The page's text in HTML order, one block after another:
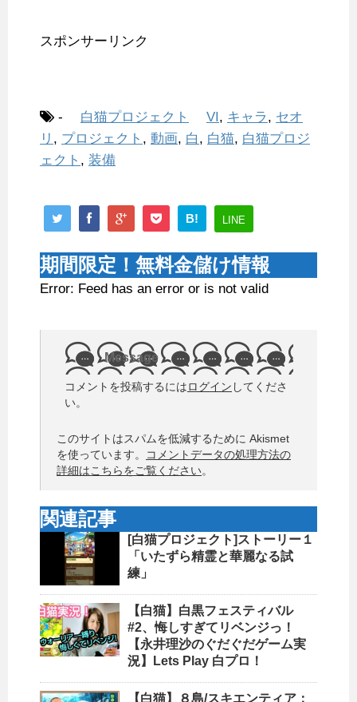
スポンサーリンク
- 白猫プロジェクト VI, キャラ , セオ
リ , プロジェクト , 動画, 白 , 白猫, 白猫プロジ
ェクト , 装備
B! LINE
期間限定！無料金儲け情報
Error: Feed has an error or is not valid
Message
コメントを投稿するにはログイン してくださ
い。
このサイトはスパムを低減するために Akismet
を使っています。
コメントデータの処理方法の
詳細はこちらをご覧ください。
関連記事
[白猫プロジェクト]ストーリー１
「いたずら精霊と華麗なる試
練」
【白猫】白黒フェスティバル
#2、悔しすぎてリベンジっ！
【永井理沙のぐだぐだゲーム実
況】Lets Play 白プロ！
【白猫】８島/スキエンティア：